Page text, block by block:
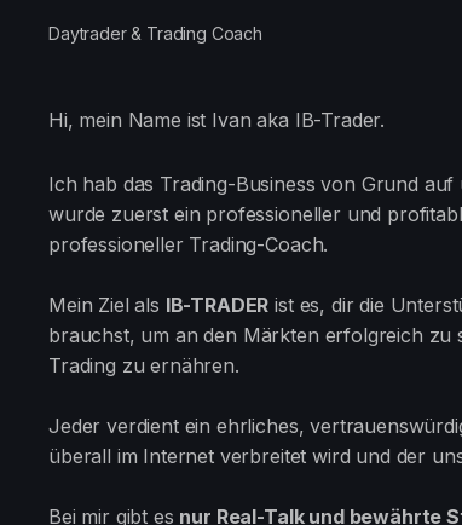
Daytrader & Trading Coach
Hi, mein Name ist Ivan aka IB-Trader.
Ich hab das Trading-Business von Grund
wurde zuerst ein professioneller und
professioneller Trading-Coach.
Mein Ziel als IB-TRADER ist es, dir die
brauchst, um an den Märkten erfolgreich zu
Trading zu ernähren.
Jeder verdient ein ehrliches,
überall im Internet verbreitet wird und der
Bei mir gibt es nur Real-Talk und bewährte